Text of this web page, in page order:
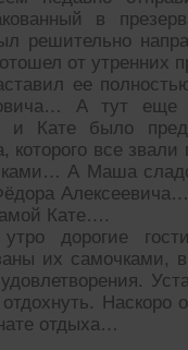
в
решительно
от утренних
ее
А тут
и Кате было
все
А Маша
Кате….
дорогие
их самочками,
отдыха…